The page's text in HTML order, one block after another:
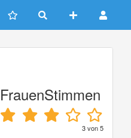
3von5